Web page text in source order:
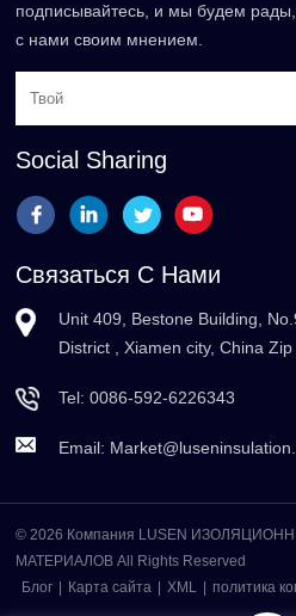
подписывайтесь, и мы будем
с нами своим мнением.
Social Sharing
Связаться С Нами
Unit 409, Bestone Building,
District , Xiamen city, China
Tel:0086-592-6226343
Email:
© 2026 Компания LUSEN
МАТЕРИАЛОВ All Rights Reserved
Блог
Карта сайта XML политика